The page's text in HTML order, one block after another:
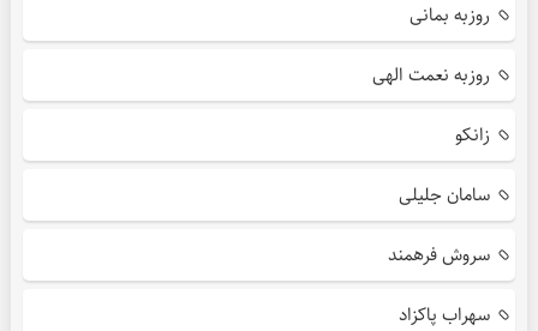
روزبه بمانی
روزبه نعمت الهی
زانکو
سامان جلیلی
سروش فرهمند
سهراب پاکزاد